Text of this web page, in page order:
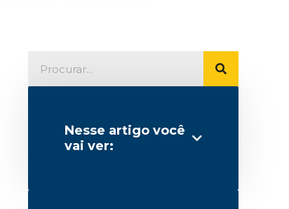
Nesse artigo você
vai ver: